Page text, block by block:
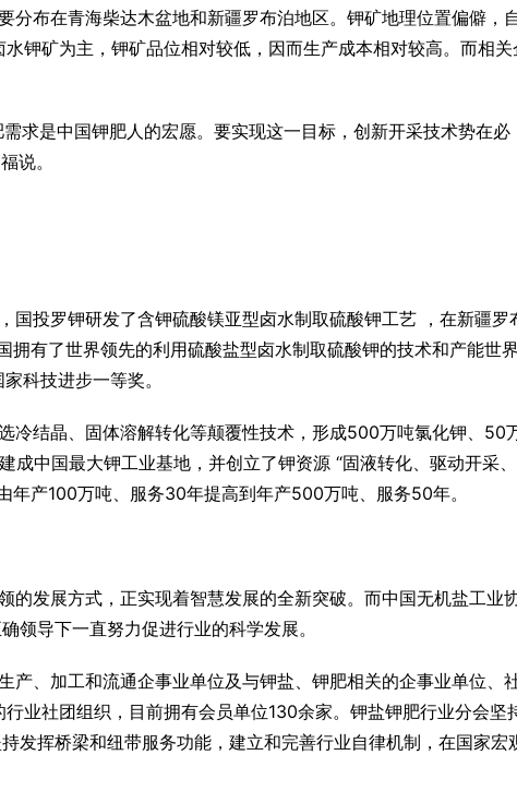
布在青海柴达木盆地和新疆罗布泊地区。 钾矿地理位置偏僻，
钾矿为主，钾矿品位相对较低，因而生产成本相对较高。 而相关
求是中国钾肥人的宏愿。要实现这一目标，创新开采技术势在必
说。
国投罗钾研发了含钾硫酸镁亚型卤水制取硫酸钾工艺 ，在新疆罗
有了世界领先的利用硫酸盐型卤水制取硫酸钾的技术和产能世界
科技进步一等奖。
冷结晶、固体溶解转化等颠覆性技术，形成500万吨氯化钾、50
成中国最大钾工业基地，并创立了钾资源 “固液转化、驱动开采
年产100万吨、服务30年提高到年产500万吨、服务50年。
发展方式，正实现着智慧发展的全新突破。 而中国无机盐工业
领导下一直努力促进行业的科学发展。
产、加工和流通企事业单位及与钾盐、钾肥相关的企事业单位、
业社团组织，目前拥有会员单位130余家。钾盐钾肥行业分会坚
发挥桥梁和纽带服务功能，建立和完善行业自律机制，在国家宏